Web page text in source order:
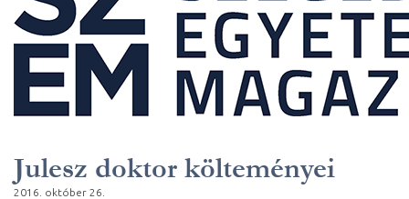
Julesz doktor költeményei
2016. október 26.